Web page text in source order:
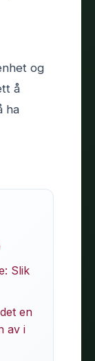
og
å
ha
Slik
en
av i